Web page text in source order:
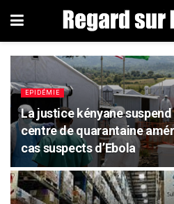
EPIDÉMIE
La justice kényane
centre de quarantaine
cas suspects d’Ebola